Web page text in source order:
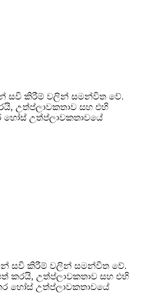
සවි කිරීම් වලින් සමන්විත වේ.
උත්ප්ලාවකතාව සහ එහි
හෝස් උත්ප්ලාවකතාවයේ
සවි කිරීම් වලින් සමන්විත වේ.
කරයි, උත්ප්ලාවකතාව සහ එහි
හෝස් උත්ප්ලාවකතාවයේ